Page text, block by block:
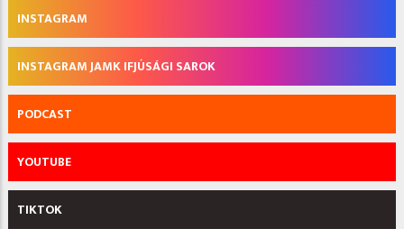
INSTAGRAM
INSTAGRAM JAMK IFJÚSÁGI SAROK
PODCAST
YOUTUBE
TIKTOK